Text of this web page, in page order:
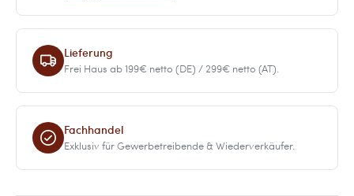
Lieferung
Frei Haus ab 199€ netto (DE) / 299€ netto (AT).
Fachhandel
Exklusiv für Gewerbetreibende & Wiederverkäufer.